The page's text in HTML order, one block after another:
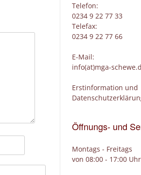
Telefon:
0234 9 22 77 33
Telefax:
0234 9 22 77 66
E-Mail:
info(at)mga-
Erstinformation und
Öffnungs- und
Montags - Freitags
von 08:00 - 17:00 Uhr